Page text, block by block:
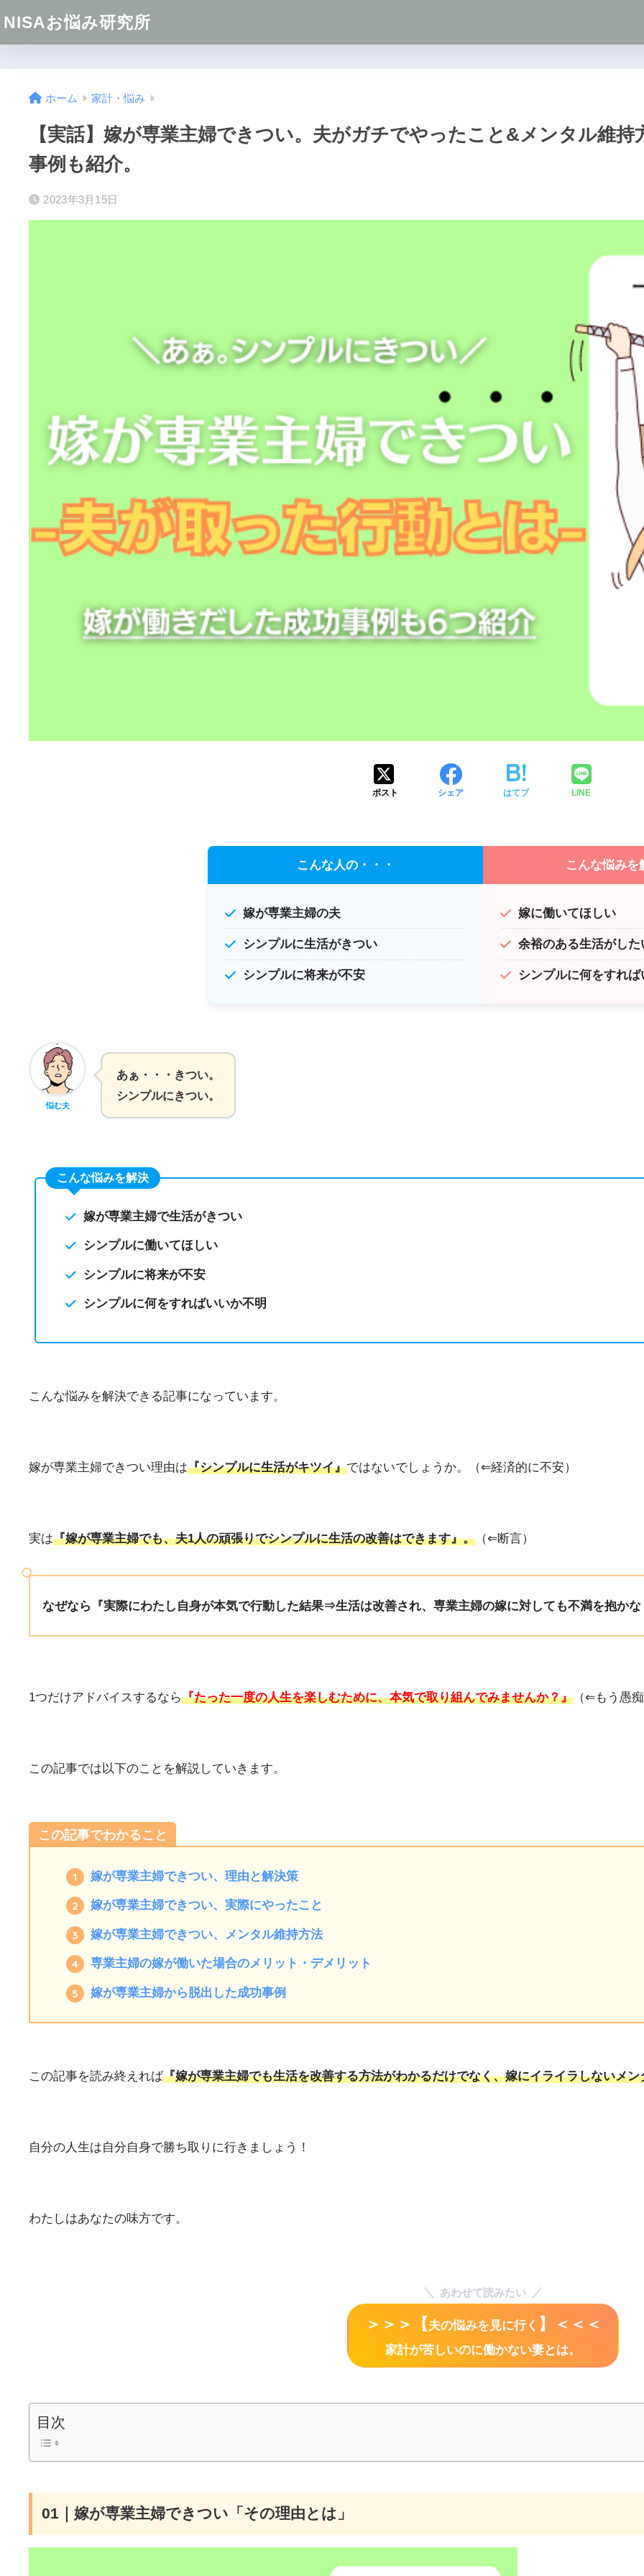
NISAお悩み研究所
ホーム 家計・悩み
【実話】嫁が専業主婦できつい。夫がガチでやったこと&メンタル維
事例も紹介。
2023年3月15日
ポスト シェア はてブ LINE
こんな人の・・・
嫁が専業主婦の夫
シンプルに生活がきつい
シンプルに将来が不安
こんな悩みを
嫁に働いてほしい
余裕のある生活がした
シンプルに何をすれば
悩む夫
あぁ・・・きつい。
シンプルにきつい。
こんな悩みを解決
嫁が専業主婦で生活がきつい
シンプルに働いてほしい
シンプルに将来が不安
シンプルに何をすればいいか不明
こんな悩みを解決できる記事になっています。
嫁が専業主婦できつい理由は『シンプルに生活がキツイ』ではないでしょうか。（⇐経済的に不安）
実は『嫁が専業主婦でも、夫1人の頑張りでシンプルに生活の改善はできます』。 （⇐断言）
なぜなら『実際にわたし自身が本気で行動した結果⇒生活は改善され、専業主婦の嫁に対しても不満を抱か
1つだけアドバイスするなら『たった一度の人生を楽しむために、本気で取り組んでみませんか？』 （⇐もう愚
この記事では以下のことを解説していきます。
この記事でわかること
嫁が専業主婦できつい、理由と解決策
嫁が専業主婦できつい、実際にやったこと
嫁が専業主婦できつい、メンタル維持方法
専業主婦の嫁が働いた場合のメリット・デメリット
嫁が専業主婦から脱出した成功事例
この記事を読み終えれば『嫁が専業主婦でも生活を改善する方法がわかるだけでなく、嫁にイライラしないメン
自分の人生は自分自身で勝ち取りに行きましょう！
わたしはあなたの味方です。
あわせて読みたい
＞＞＞【 夫の悩みを見に行く 】＜＜＜
家計が苦しいのに働かない妻とは。
目次
01｜嫁が専業主婦できつい「その理由とは」